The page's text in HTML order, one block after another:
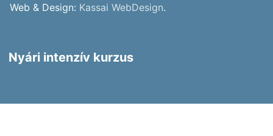
Web & Design: Kassai WebDesign.
Nyári intenzív kurzus